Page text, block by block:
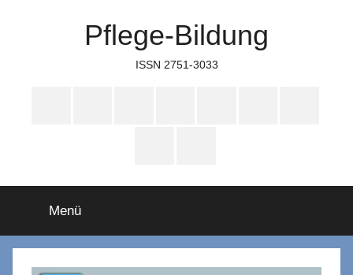
Pflege-Bildung
ISSN 2751-3033
Menü